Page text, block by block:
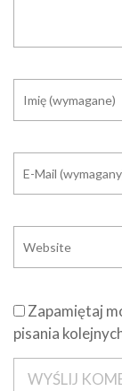
Zapamiętaj
pisania